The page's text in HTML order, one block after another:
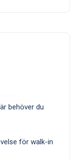
behöver du
för walk-in